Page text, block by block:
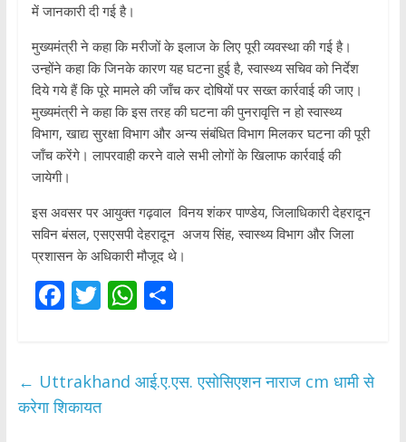
में जानकारी दी गई है।
मुख्यमंत्री ने कहा कि मरीजों के इलाज के लिए पूरी व्यवस्था की गई है।
उन्होंने कहा कि जिनके कारण यह घटना हुई है, स्वास्थ्य सचिव को निर्देश
दिये गये हैं कि पूरे मामले की जाँच कर दोषियों पर सख्त कार्रवाई की जाए।
मुख्यमंत्री ने कहा कि इस तरह की घटना की पुनरावृत्ति न हो स्वास्थ्य
विभाग, खाद्य सुरक्षा विभाग और अन्य संबंधित विभाग मिलकर घटना की पूरी
जाँच करेंगे। लापरवाही करने वाले सभी लोगों के खिलाफ कार्रवाई की
जायेगी।
इस अवसर पर आयुक्त गढ़वाल विनय शंकर पाण्डेय, जिलाधिकारी देहरादून
सविन बंसल, एसएसपी देहरादून अजय सिंह, स्वास्थ्य विभाग और जिला
प्रशासन के अधिकारी मौजूद थे।
F
b
o
T
er
W
s
S
e
← Uttrakhand आई.ए.एस. एसोसिएशन नाराज cm धामी से
करेगा शिकायत